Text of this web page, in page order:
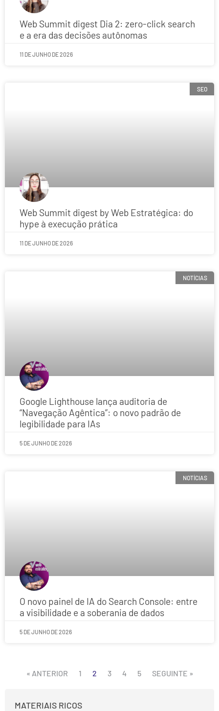
Web Summit digest Dia 2: zero-click search
e a era das decisões autônomas
11 DE JUNHO DE 2026
SEO
Web Summit digest by Web Estratégica: do
hype à execução prática
11 DE JUNHO DE 2026
NOTÍCIAS
Google Lighthouse lança auditoria de
“Navegação Agêntica”: o novo padrão de
legibilidade para IAs
5 DE JUNHO DE 2026
NOTÍCIAS
O novo painel de IA do Search Console: entre
a visibilidade e a soberania de dados
5 DE JUNHO DE 2026
« ANTERIOR 1 2 3 4 5 SEGUINTE »
MATERIAIS RICOS